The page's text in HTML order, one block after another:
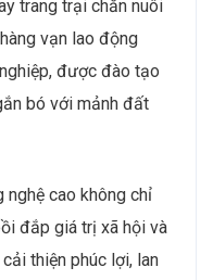
trang trại chăn nuôi
vạn lao động
được đào tạo
bó với mảnh đất
nghệ cao không chỉ
đắp giá trị xã hội và
thiện phúc lợi, lan